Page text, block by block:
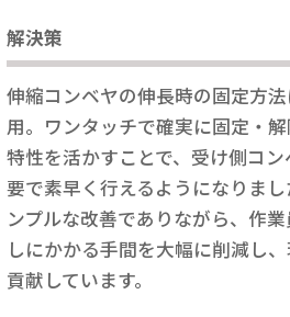
解決策
伸縮コンベヤの伸長時の固定方
用。ワンタッチで確実に固定・
特性を活かすことで、受け側コ
要で素早く行えるようになりま
ンプルな改善でありながら、作
しにかかる手間を大幅に削減し
貢献しています。